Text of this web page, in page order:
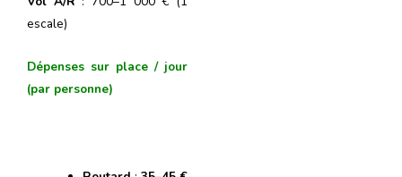
escale)
Dépenses sur place / jour
(par personne)